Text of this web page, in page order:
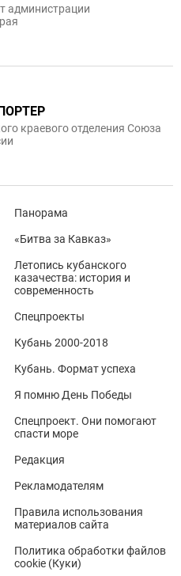
администрации
краевого отделения Союза
Панорама
«Битва за Кавказ»
Летопись кубанского
казачества: история и
современность
Спецпроекты
Кубань 2000-2018
Кубань. Формат успеха
Я помню День Победы
Спецпроект. Они помогают
спасти море
Редакция
Рекламодателям
Правила использования
материалов сайта
Политика обработки файлов
cookie (Куки)